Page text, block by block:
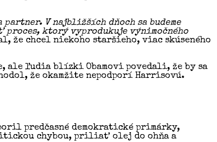
V najbližších dňoch sa budeme
ktorý vyprodukuje výnimočného
že chcel niekoho staršieho, viac skúseného
ale ľudia blízki Obamovi povedali, že by sa
že okamžite nepodporí Harrisovú.
predčasné demokratické primárky,
chybou, priliať olej do ohňa a